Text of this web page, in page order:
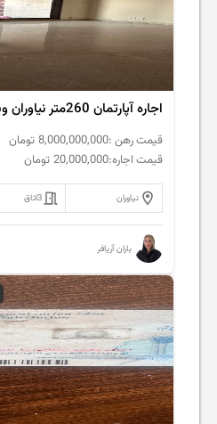
اجاره آپارتمان 260متر نیاوران ویو بی نظیر
قیمت رهن :8,000,000,000 تومان
قیمت اجاره:20,000,000 تومان
نیاوران 3اتاق
باران آریافر